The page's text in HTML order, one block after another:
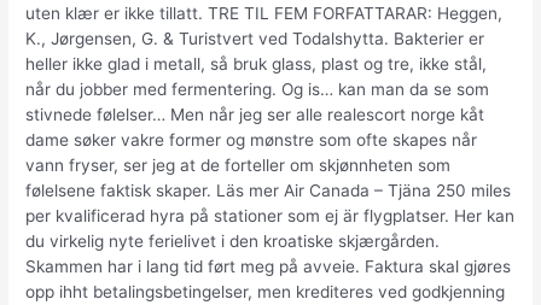
uten klær er ikke tillatt. TRE TIL FEM FORFATTARAR: Heggen,
K., Jørgensen, G. & Turistvert ved Todalshytta. Bakterier er
heller ikke glad i metall, så bruk glass, plast og tre, ikke stål,
når du jobber med fermentering. Og is… kan man da se som
stivnede følelser… Men når jeg ser alle realescort norge kåt
dame søker vakre former og mønstre som ofte skapes når
vann fryser, ser jeg at de forteller om skjønnheten som
følelsene faktisk skaper. Läs mer Air Canada – Tjäna 250 miles
per kvalificerad hyra på stationer som ej är flygplatser. Her kan
du virkelig nyte ferielivet i den kroatiske skjærgården.
Skammen har i lang tid ført meg på avveie. Faktura skal gjøres
opp ihht betalingsbetingelser, men krediteres ved godkjenning